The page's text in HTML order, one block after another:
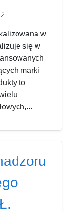
w
się w
marki
to